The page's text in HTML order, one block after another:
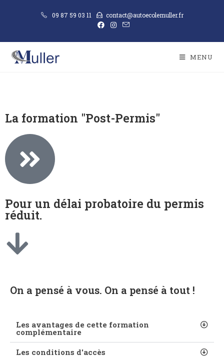
09 87 59 03 11 contact@autoecolemuller.fr
MENU
La formation "Post-Permis"
Pour un délai probatoire du permis
réduit.
On a pensé à vous. On a pensé à tout !
Les avantages de cette formation
complémentaire
Les conditions d'accès